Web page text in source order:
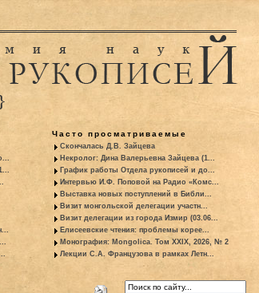
Часто просматриваемые
Скончалась Д.В. Зайцева
Некролог: Дина Валерьевна Зайцева (1...
График работы Отдела рукописей и до...
Интервью И.Ф. Поповой на Радио «Комс...
Выставка новых поступлений в Библи...
Визит монгольской делегации участн...
Визит делегации из города Измир (03.06...
Елисеевские чтения: проблемы корее...
Монография: Mongolica. Том XXIX, 2026, № 2
Лекции С.А. Французова в рамках Летн...